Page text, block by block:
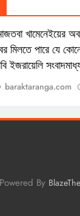
খামেনেইয়ের
মিলতে পারে যে
ইজরায়েলি
baraktaranga.com
By